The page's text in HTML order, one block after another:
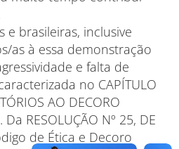
e brasileiras, inclusive
as à essa demonstração
e falta de
no CAPÍTULO
AO DECORO
Da RESOLUÇÃO Nº 25, DE
de Ética e Decoro